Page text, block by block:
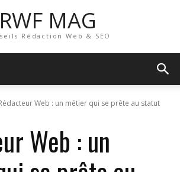
RWF MAG
Rédaction Web & SEO
Web : un métier qui se prête au statut
Web : un